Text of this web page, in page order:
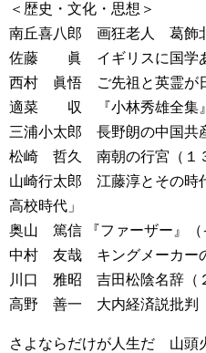
＜歴史・文化・思想＞
南丘喜八郎 画狂老人 葛飾
佐藤 眞 イギリスに国学
西村 眞悟 ご先祖と英霊が
適菜 収 『小林秀雄全集』
三浦小太郎 長野朗の中国共
松崎 哲久 南朝の行宮（１３
山崎行太郎 江藤淳とその時
高校時代」
奥山 篤信 『ファーザー』（
中村 友哉 キングメーカー
川口 雅昭 吉田松陰名辞（
高野 善一 大内経済説批判
さよならだけが人生だ 山頭